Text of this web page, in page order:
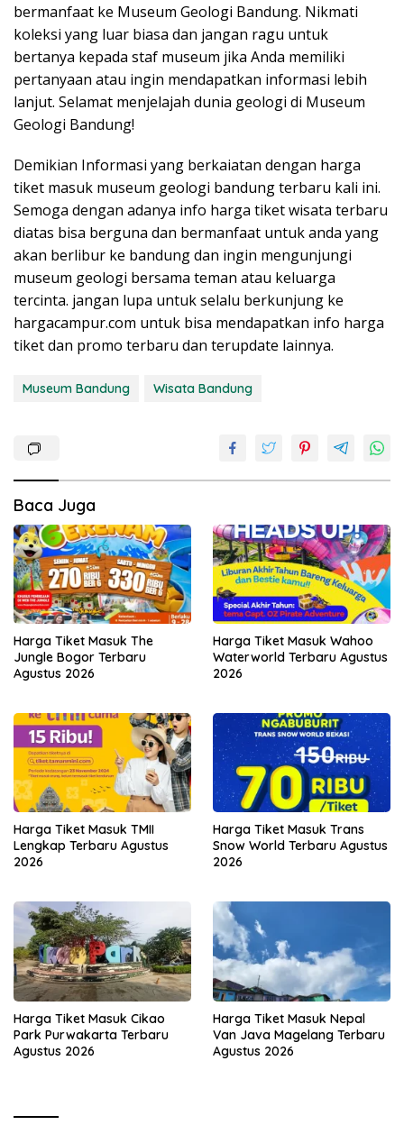
bermanfaat ke Museum Geologi Bandung. Nikmati
koleksi yang luar biasa dan jangan ragu untuk
bertanya kepada staf museum jika Anda memiliki
pertanyaan atau ingin mendapatkan informasi lebih
lanjut. Selamat menjelajah dunia geologi di Museum
Geologi Bandung!
Demikian Informasi yang berkaiatan dengan harga
tiket masuk museum geologi bandung terbaru kali ini.
Semoga dengan adanya info harga tiket wisata terbaru
diatas bisa berguna dan bermanfaat untuk anda yang
akan berlibur ke bandung dan ingin mengunjungi
museum geologi bersama teman atau keluarga
tercinta. jangan lupa untuk selalu berkunjung ke
hargacampur.com untuk bisa mendapatkan info harga
tiket dan promo terbaru dan terupdate lainnya.
Museum Bandung Wisata Bandung
Baca Juga
Harga Tiket Masuk The
Jungle Bogor Terbaru
Agustus 2026
Harga Tiket Masuk Wahoo
Waterworld Terbaru Agustus
2026
Harga Tiket Masuk TMII
Lengkap Terbaru Agustus
2026
Harga Tiket Masuk Trans
Snow World Terbaru Agustus
2026
Harga Tiket Masuk Cikao
Park Purwakarta Terbaru
Agustus 2026
Harga Tiket Masuk Nepal
Van Java Magelang Terbaru
Agustus 2026